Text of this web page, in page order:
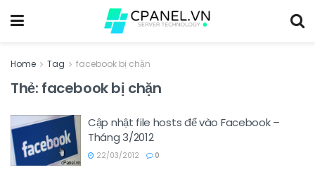
Home Tag facebook bị chặn
Thẻ: facebook bị chặn
Cập nhật file hosts để vào Facebook –
Tháng 3/2012
22/03/2012 0